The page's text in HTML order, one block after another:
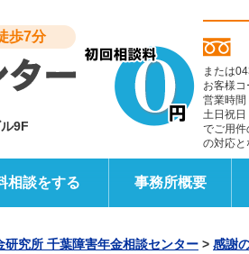
歩7分
9F
または
お客様
営業時
土日祝
でご用
の対応
相談をする 事務所概要
究所 千葉障害年金相談センター > 感謝